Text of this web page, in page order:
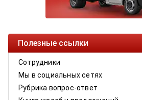
Полезные ссылки
Сотрудники
Мы в социальных сетях
Рубрика вопрос-ответ